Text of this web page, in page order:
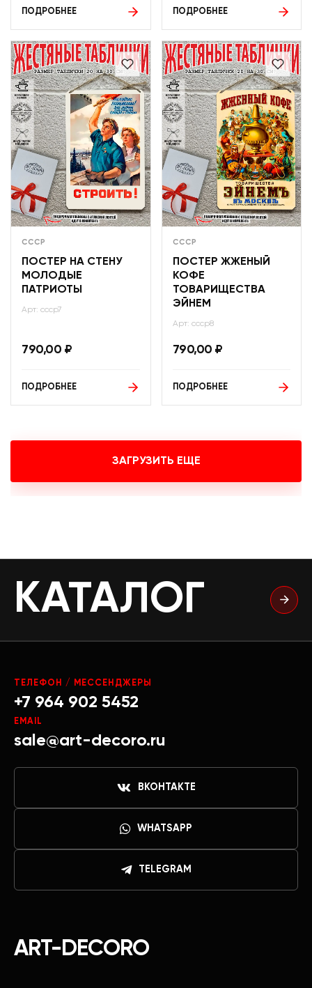
ПОДРОБНЕЕ ПОДРОБНЕЕ
СССР
ПОСТЕР НА СТЕНУ
МОЛОДЫЕ
ПАТРИОТЫ
Арт: ссср7
790,00 ₽
ПОДРОБНЕЕ
СССР
ПОСТЕР ЖЖЕНЫЙ
КОФЕ
ТОВАРИЩЕСТВА
ЭЙНЕМ
Арт: ссср8
790,00 ₽
ПОДРОБНЕЕ
ЗАГРУЗИТЬ ЕЩЕ
КАТАЛОГ
ART-DECORO
ТЕЛЕФОН / МЕССЕНДЖЕРЫ
+7 964 902 5452
EMAIL
sale@art-decoro.ru
ВКОНТАКТЕ
WHATSAPP
TELEGRAM